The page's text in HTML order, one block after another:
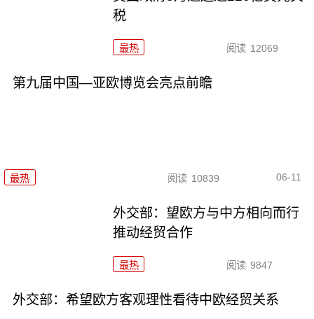
税
最热 阅读 12069
第九届中国—亚欧博览会亮点前瞻
最热 阅读 10839 06-11
外交部：望欧方与中方相向而行
推动经贸合作
最热 阅读 9847
外交部：希望欧方客观理性看待中欧经贸关系